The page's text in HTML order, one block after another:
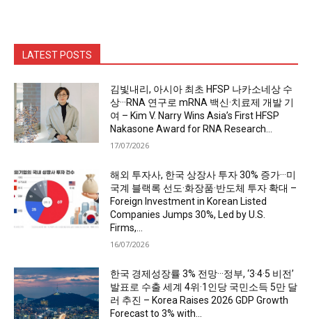
LATEST POSTS
김빛내리, 아시아 최초 HFSP 나카소네상 수
상···RNA 연구로 mRNA 백신·치료제 개발 기
여 – Kim V. Narry Wins Asia’s First HFSP
Nakasone Award for RNA Research...
17/07/2026
해외 투자사, 한국 상장사 투자 30% 증가···미
국계 블랙록 선도·화장품·반도체 투자 확대 –
Foreign Investment in Korean Listed
Companies Jumps 30%, Led by U.S.
Firms,...
16/07/2026
한국 경제성장률 3% 전망···정부, ‘3·4·5 비전’
발표로 수출 세계 4위·1인당 국민소득 5만 달
러 추진 – Korea Raises 2026 GDP Growth
Forecast to 3% with...